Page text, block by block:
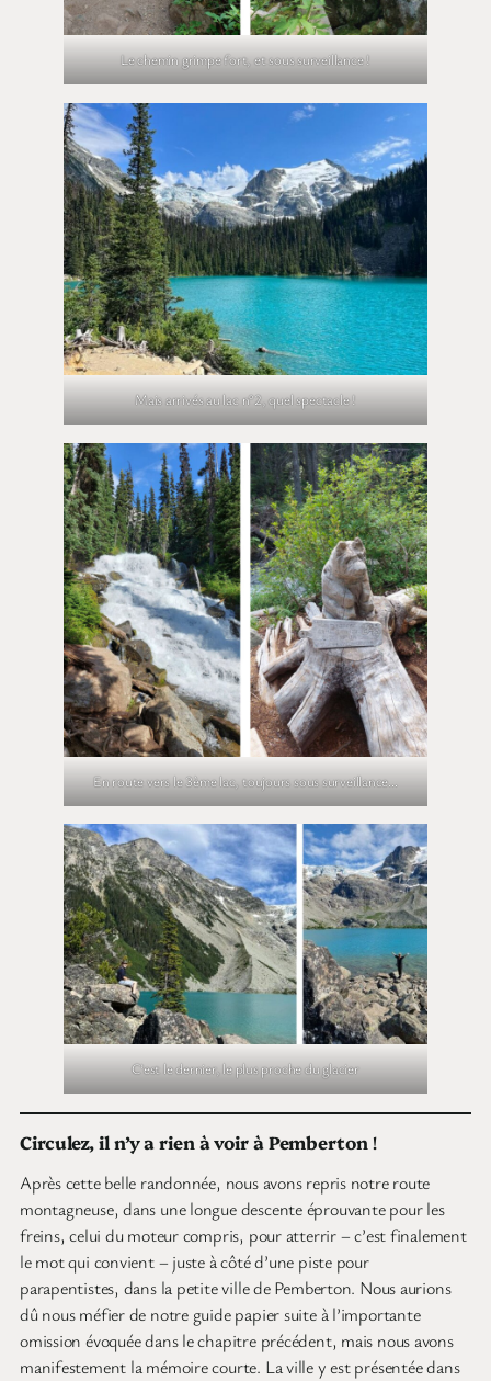
Le chemin grimpe fort, et sous surveillance !
Mais arrivés au lac n°2, quel spectacle !
En route vers le 3ème lac, toujours sous surveillance…
C’est le dernier, le plus proche du glacier
Circulez, il n’y a rien à voir à Pemberton !
Après cette belle randonnée, nous avons repris notre route
montagneuse, dans une longue descente éprouvante pour les
freins, celui du moteur compris, pour atterrir – c’est finalement
le mot qui convient – juste à côté d’une piste pour
parapentistes, dans la petite ville de Pemberton. Nous aurions
dû nous méfier de notre guide papier suite à l’importante
omission évoquée dans le chapitre précédent, mais nous avons
manifestement la mémoire courte. La ville y est présentée dans